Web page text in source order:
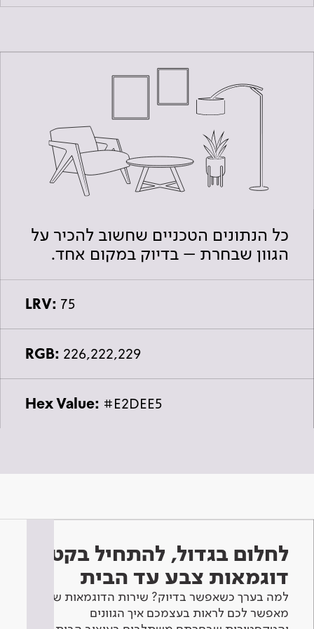
כל הנתונים הטכניים שחשוב להכיר על
הגוון שבחרת – בדיוק במקום אחד.
LRV: 75
RGB: 226,222,229
Hex Value: #E2DEE5
לחלום בגדול, להתחיל בקטן -
דוגמאות צבע עד הבית
למה בערך כשאפשר בדיוק? שירות הדוגמאות שלנו
מאפשר לכם לראות בעצמכם איך הגוונים